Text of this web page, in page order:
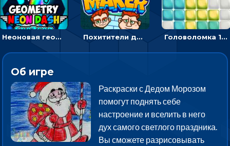
Неоновая геометрия: прыгай через препятствия и собирай шары Похитители денег: управляйте друзьями и соберите все мешки с долларами Головоломка 10х10
Об игре
Раскраски с Дедом Морозом
помогут поднять себе
настроение и вселить в него
дух самого светлого праздника.
Вы сможете разрисовывать